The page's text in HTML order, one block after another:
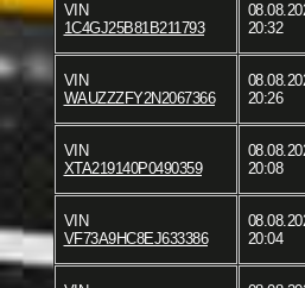
VIN
1C4GJ25B81B211793
20:32
VIN
WAUZZZFY2N2067366
20:26
VIN
XTA219140P0490359
20:08
VIN
VF73A9HC8EJ633386
20:04